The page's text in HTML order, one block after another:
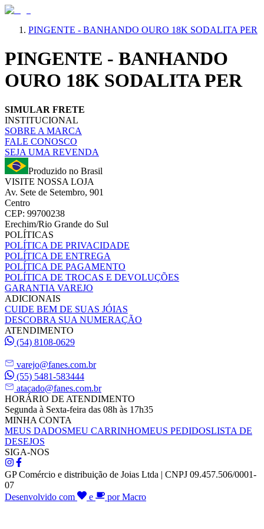
PINGENTE - BANHANDO OURO 18K SODALITA PER
PINGENTE - BANHANDO
OURO 18K SODALITA PER
SIMULAR FRETE
INSTITUCIONAL
SOBRE A MARCA
FALE CONOSCO
SEJA UMA REVENDA
Produzido no Brasil
VISITE NOSSA LOJA
Av. Sete de Setembro, 901
Centro
CEP: 99700238
Erechim/Rio Grande do Sul
POLÍTICAS
POLÍTICA DE PRIVACIDADE
POLÍTICA DE ENTREGA
POLÍTICA DE PAGAMENTO
POLÍTICA DE TROCAS E DEVOLUÇÕES
GARANTIA VAREJO
ADICIONAIS
CUIDE BEM DE SUAS JÓIAS
DESCOBRA SUA NUMERAÇÃO
ATENDIMENTO
(54) 8108-0629
varejo@fanes.com.br
(55) 5481-583444
atacado@fanes.com.br
HORÁRIO DE ATENDIMENTO
Segunda à Sexta-feira das 08h às 17h35
MINHA CONTA
MEUS DADOSMEU CARRINHOMEUS PEDIDOSLISTA DE
DESEJOS
SIGA-NOS
GP Comércio e distribuição de Joias Ltda | CNPJ 09.457.506/0001-
07
Desenvolvido com
e por Macro